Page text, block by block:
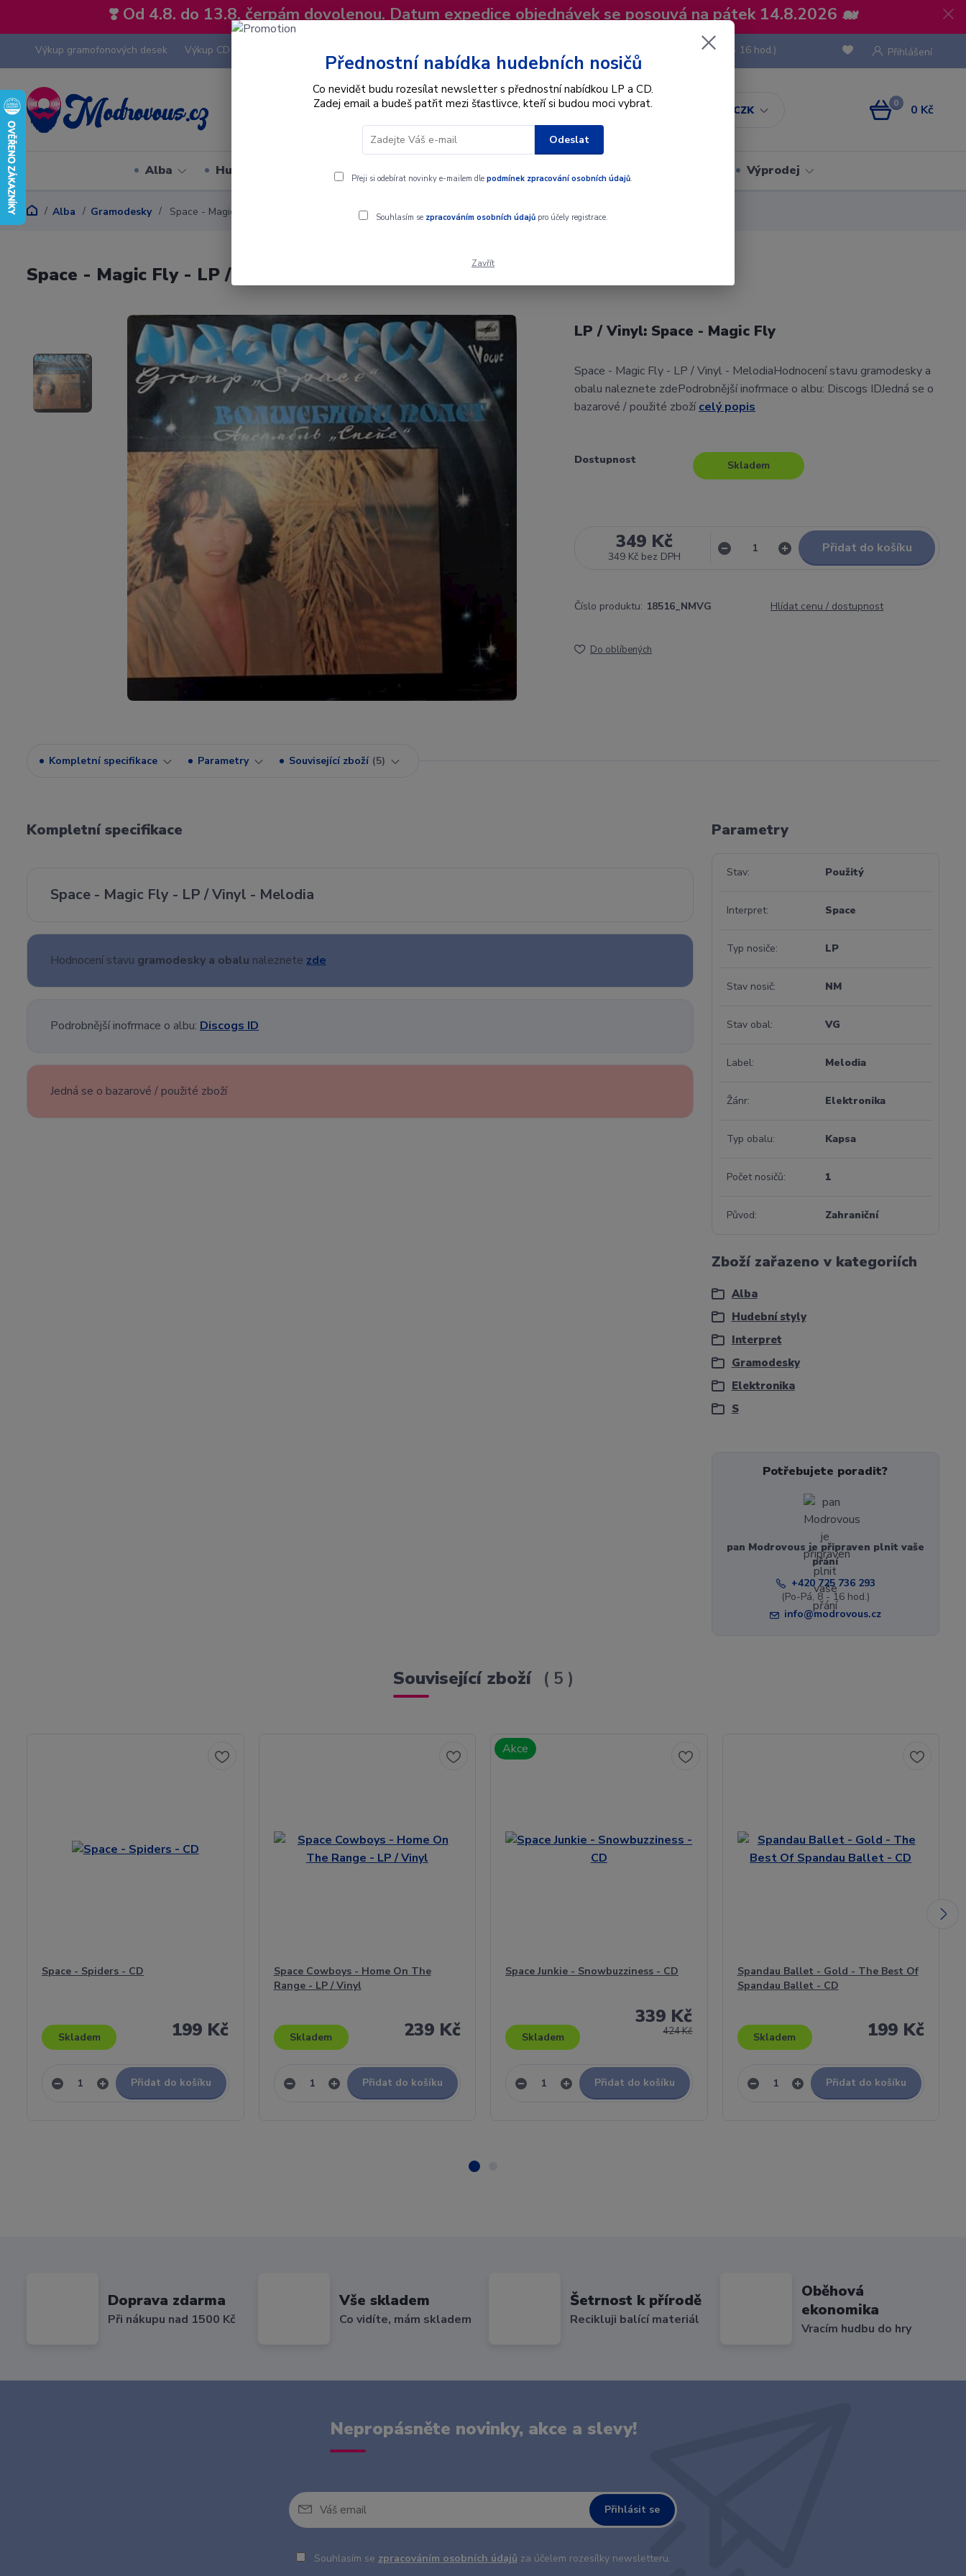
❣️ Od 4.8. do 13.8. čerpám dovolenou. Datum expedice objednávek se posouvá na pátek 14.8.2026 🐋
Výkup gramofonových desek Výkup CD
CZK
Přihlášení
Hledat
(Po-Pá, 8 - 16 hod.)
0 0 Kč
Alba Hudební styly Interpret Dárkové poukazy Výprodej
Alba Gramodesky Space - Magic Fly - LP / Vinyl
Space - Magic Fly - LP / Vinyl
LP / Vinyl: Space - Magic Fly
Space - Magic Fly - LP / Vinyl - MelodiaHodnocení stavu gramodesky a
obalu naleznete zdePodrobnější inofrmace o albu: Discogs IDJedná se o
bazarové / použité zbožícelý popis
Dostupnost Skladem
349 Kč
349 Kč bez DPH
Přidat do košíku
Číslo produktu: 18516_NMVG Hlídat cenu / dostupnost
Do oblíbených
Kompletní specifikace Parametry Související zboží 5
Kompletní specifikace
Space - Magic Fly - LP / Vinyl - Melodia
Hodnocení stavu gramodesky a obalu naleznete zde
Podrobnější inofrmace o albu: Discogs ID
Jedná se o bazarové / použité zboží
Parametry
Stav Použitý
Interpret Space
Typ nosiče LP
Stav nosič NM
Stav obal VG
Label Melodia
Žánr Elektronika
Typ obalu Kapsa
Počet nosičů 1
Původ Zahraniční
Zboží zařazeno v kategoriích
Alba
Hudební styly
Interpret
Gramodesky
Elektronika
S
Potřebujete poradit?
pan Modrovous je připraven plnit vaše
přání
+420 725 736 293
(Po-Pá, 8 - 16 hod.)
info@modrovous.cz
Související zboží 5
Space - Spiders - CD
199 Kč
Skladem
Přidat do košíku
Space Cowboys - Home On The
Range - LP / Vinyl
239 Kč
Skladem
Přidat do košíku
Akce
Space Junkie - Snowbuzziness - CD
424 Kč
339 Kč
Skladem
Přidat do košíku
Spandau Ballet - Gold - The Best Of
Spandau Ballet - CD
199 Kč
Skladem
Přidat do košíku
Doprava zdarma
Při nákupu nad 1500 Kč
Vše skladem
Co vidíte, mám skladem
Šetrnost k přírodě
Recikluji balící materiál
Oběhová
ekonomika
Vracím hudbu do hry
Nepropásněte novinky, akce a slevy!
Přihlásit se
Souhlasím se zpracováním osobních údajů za účelem rozesílky newsletteru.
Přednostní nabídka hudebních nosičů
Co nevidět budu rozesílat newsletter s přednostní nabídkou LP a CD.
Zadej email a budeš patřit mezi šťastlivce, kteří si budou moci vybrat.
Odeslat
Přeji si odebírat novinky e-mailem dle podmínek zpracování osobních údajů.
Souhlasím se zpracováním osobních údajůpro účely registrace.
Zavřít